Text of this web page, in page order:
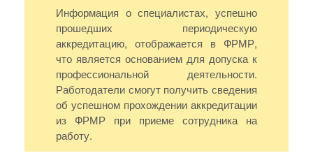
Информация о специалистах, успешно
прошедших периодическую
аккредитацию, отображается в ФРМР,
что является основанием для допуска к
профессиональной деятельности.
Работодатели смогут получить сведения
об успешном прохождении аккредитации
из ФРМР при приеме сотрудника на
работу.